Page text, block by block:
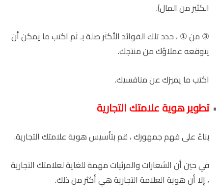
الكثير من المال).
③ من ① ، حدد تلك الفوائد الأكثر صلة بـ ثم اكتب ما يمكن أن
يتوقعه عملاؤك من منتجك.
اكتب ما يميزك عن منافسيك.
تطوير هوية علامتك التجارية
بناءً على فهم جمهورك ، قم بتأسيس هوية علامتك التجارية.
في حين أن الشعارات والمرئيات مهمة للغاية لعلامتك التجارية
، إلا أن هوية العلامة التجارية هي أكثر من ذلك.